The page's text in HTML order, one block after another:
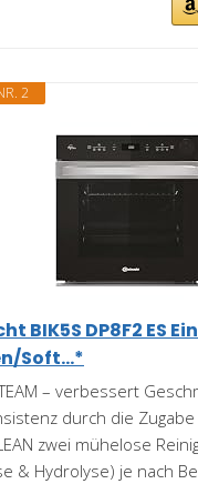
2
BIK5S DP8F2 ES
Soft...*
– verbessert
durch die Zugabe
zwei mühelose
& Hydrolyse) je nach